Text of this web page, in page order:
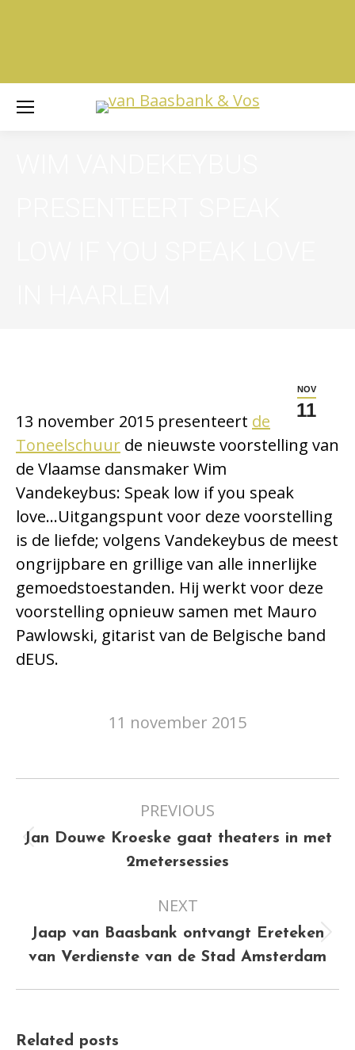
NOV
11
13 november 2015 presenteert de
Toneelschuur de nieuwste voorstelling van
de Vlaamse dansmaker Wim
Vandekeybus: Speak low if you speak
love…Uitgangspunt voor deze voorstelling
is de liefde; volgens Vandekeybus de meest
ongrijpbare en grillige van alle innerlijke
gemoedstoestanden. Hij werkt voor deze
voorstelling opnieuw samen met Mauro
Pawlowski, gitarist van de Belgische band
dEUS.
11 november 2015
PREVIOUS
Previous
post:
Jan Douwe Kroeske gaat theaters in met
2metersessies
NEXT
Next
post:
Jaap van Baasbank ontvangt Ereteken
van Verdienste van de Stad Amsterdam
Related posts